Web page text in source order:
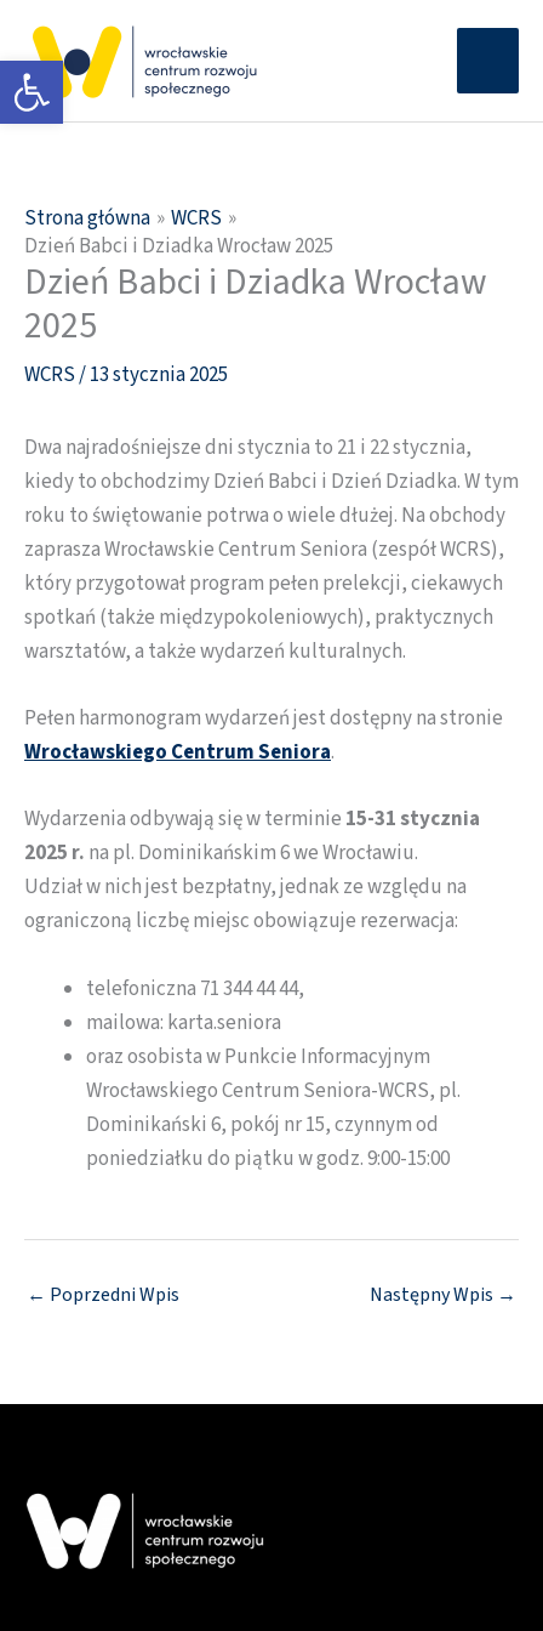
Otwórz pasek narzędzi
treści
Strona główna
WCRS
Dzień Babci i Dziadka Wrocław 2025
Dzień Babci i Dziadka Wrocław
2025
WCRS/13 stycznia 2025
Dwa najradośniejsze dni stycznia to 21 i 22 stycznia,
kiedy to obchodzimy Dzień Babci i Dzień Dziadka. W tym
roku to świętowanie potrwa o wiele dłużej. Na obchody
zaprasza Wrocławskie Centrum Seniora (zespół WCRS),
który przygotował program pełen prelekcji, ciekawych
spotkań (także międzypokoleniowych), praktycznych
warsztatów, a także wydarzeń kulturalnych.
Pełen harmonogram wydarzeń jest dostępny na stronie
Wrocławskiego Centrum Seniora.
Wydarzenia odbywają się w terminie 15-31 stycznia
2025 r. na pl. Dominikańskim 6 we Wrocławiu.
Udział w nich jest bezpłatny, jednak ze względu na
ograniczoną liczbę miejsc obowiązuje rezerwacja:
telefoniczna 71 344 44 44,
mailowa: karta.seniora
oraz osobista w Punkcie Informacyjnym
Wrocławskiego Centrum Seniora-WCRS, pl.
Dominikański 6, pokój nr 15, czynnym od
poniedziałku do piątku w godz. 9:00-15:00
← Poprzedni Wpis Następny Wpis →